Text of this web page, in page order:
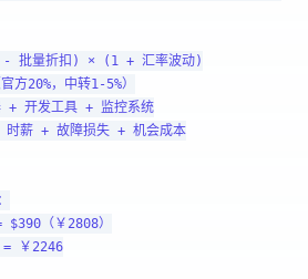
批量折扣) × (1 + 汇率波动)
20%，中转1-5%）
+ 开发工具 + 监控系统
薪 + 故障损失 + 机会成本
（￥2808）
￥2246